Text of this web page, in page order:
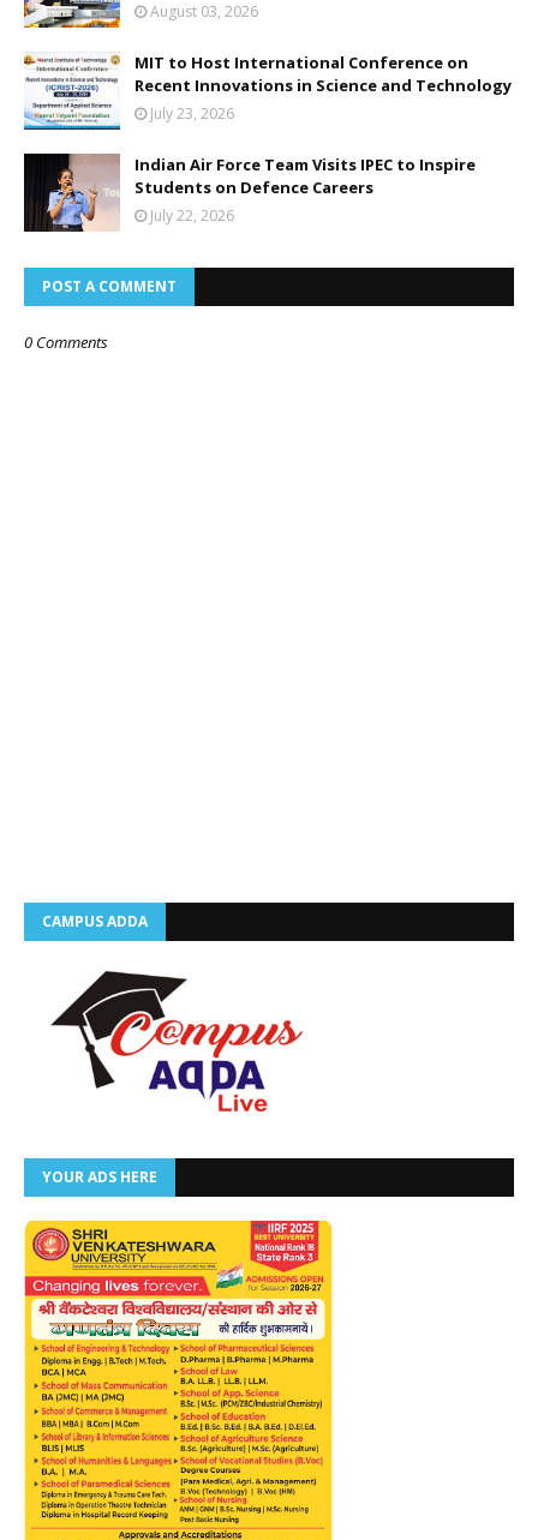
August 03, 2026
MIT to Host International Conference on
Recent Innovations in Science and Technology
July 23, 2026
Indian Air Force Team Visits IPEC to Inspire
Students on Defence Careers
July 22, 2026
POST A COMMENT
0 Comments
CAMPUS ADDA
YOUR ADS HERE